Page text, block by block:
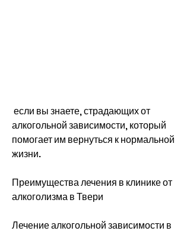
алкогольной зависимости, который
помогает им вернуться к нормальной
жизни.
Преимущества лечения в клинике от
алкоголизма в Твери
Лечение алкогольной зависимости в